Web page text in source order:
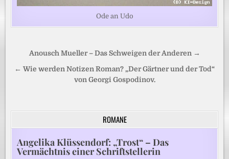
Ode an Udo
Beitragsnavigation
Anousch Mueller – Das Schweigen der Anderen →
← Wie werden Notizen Roman? „Der Gärtner und der Tod“
von Georgi Gospodinov.
ROMANE
Angelika Klüssendorf: „Trost“ – Das
Vermächtnis einer Schriftstellerin